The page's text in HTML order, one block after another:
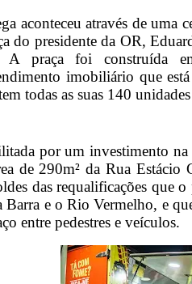
aconteceu através de
do presidente da OR,
A praça foi construída
imobiliário que
todas as suas 140
por um investimento
de 290m² da Rua Estácio
das requalificações que
Barra e o Rio Vermelho, e
entre pedestres e